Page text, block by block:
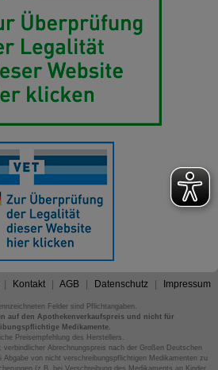
Kontakt AGB Datenschutz Impressum
Felder sind Pflichtangaben.
auf den Apothekenverkaufspreis und nicht für
Medikamente.
Preisempfehlung des Herstellers.
Abrechnungspreis nach der Großen Deutschen
Abgabe von nicht verschreibungspflichtigen Medikamenten zu
(z.B. bei Verschreibung des Medikaments an Kinder